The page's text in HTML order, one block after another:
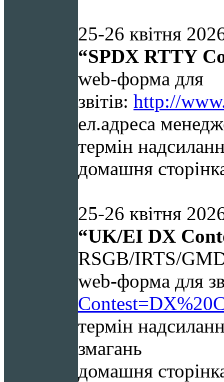
25-26 квітня
“SPDX RTTY
web-форма для
звітів: http://
ел.адреса
термін
домашня
25-26 квітня
“UK/EI DX
RSGB/IRTS/
web-форма для
термін
змагань
домашня